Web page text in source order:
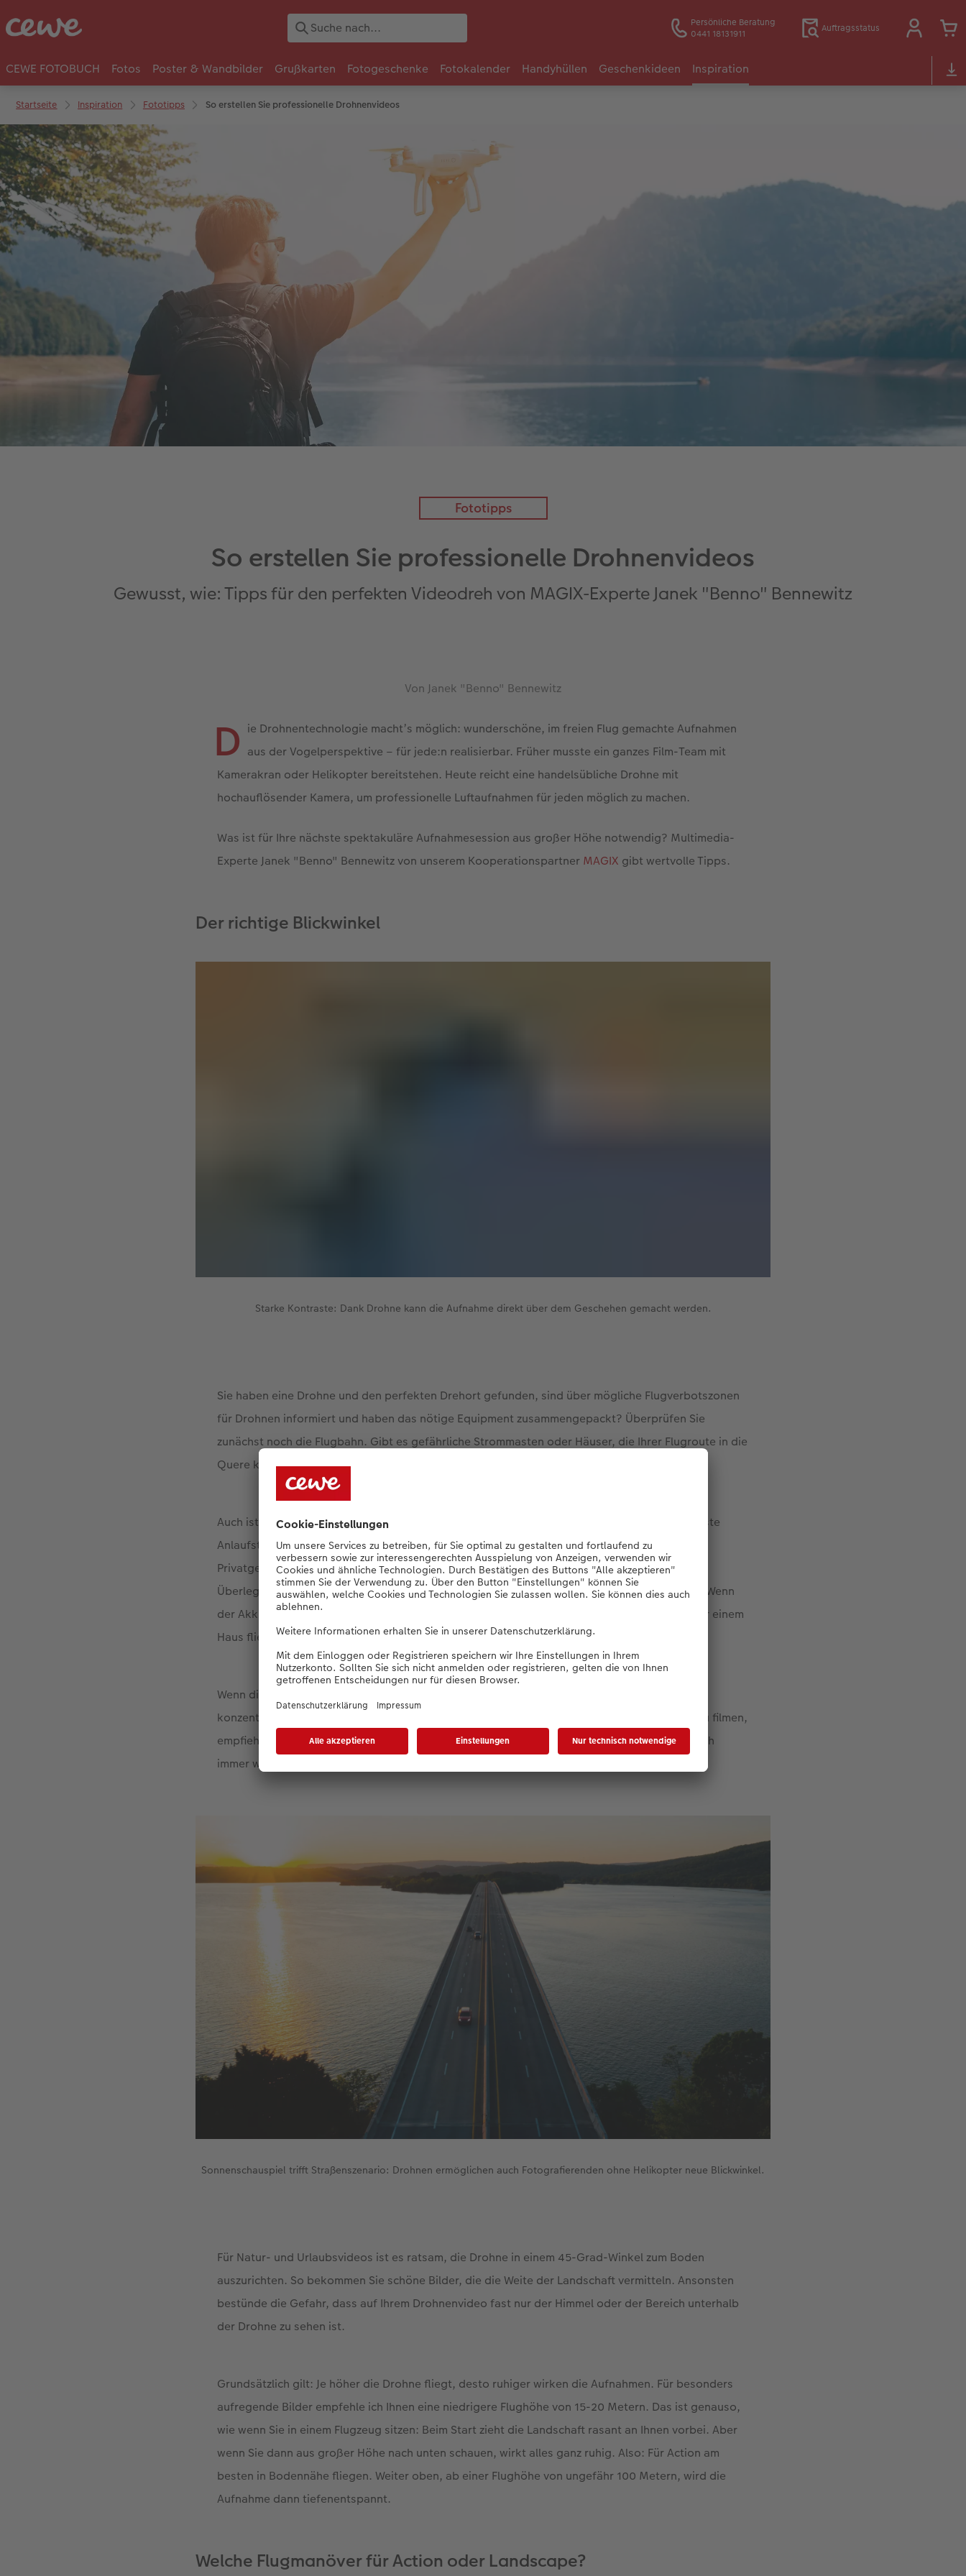
Persönliche Beratung
0441 18131911
Auftragsstatus
CEWE FOTOBUCH Fotos Poster & Wandbilder Grußkarten Fotogeschenke Fotokalender Handyhüllen Geschenkideen Inspiration
Startseite Inspiration Fototipps So erstellen Sie professionelle Drohnenvideos
Fototipps
So erstellen Sie professionelle Drohnenvideos
Gewusst, wie: Tipps für den perfekten Videodreh von MAGIX-Experte Janek "Benno" Bennewitz
Von Janek "Benno" Bennewitz
D ie Drohnentechnologie macht’s möglich: wunderschöne, im freien Flug gemachte Aufnahmen
aus der Vogelperspektive – für jede:n realisierbar. Früher musste ein ganzes Film-Team mit
Kamerakran oder Helikopter bereitstehen. Heute reicht eine handelsübliche Drohne mit
hochauflösender Kamera, um professionelle Luftaufnahmen für jeden möglich zu machen.
Was ist für Ihre nächste spektakuläre Aufnahmesession aus großer Höhe notwendig? Multimedia-
Experte Janek "Benno" Bennewitz von unserem Kooperationspartner MAGIX gibt wertvolle Tipps.
Der richtige Blickwinkel
Starke Kontraste: Dank Drohne kann die Aufnahme direkt über dem Geschehen gemacht werden.
Sie haben eine Drohne und den perfekten Drehort gefunden, sind über mögliche Flugverbotszonen
für Drohnen informiert und haben das nötige Equipment zusammengepackt? Überprüfen Sie
zunächst noch die Flugbahn. Gibt es gefährliche Strommasten oder Häuser, die Ihrer Flugroute in die
Quere kommen könnten?
Auch ist es wichtig, dass Sie sich für Ihren jeweiligen Drehort eine Genehmigung einholen. Erste
Anlaufstelle bei öffentlichem Gelände ist das ansässige Ordnungsamt. Überfliegen Sie
Privatgelände, das nicht Ihnen gehört, bitten Sie die Bewohner:innen vor Ort um Erlaubnis.
Überlegen Sie sich einen guten Start- und Landeplatz. Und achten Sie auf die Akku-Laufzeit. Wenn
der Akku leer ist, landet die Drohne automatisch. Wenn Sie dann gerade über einem See oder einem
Haus fliegt, kann das ärgerlich werden.
Wenn die Drohne die richtige Flughöhe erreicht hat, wird es Zeit, sich auf das Motiv zu
konzentrieren. Um ein bestimmtes Motiv – zum Beispiel ein Haus oder ein Boot – von oben zu filmen,
empfiehlt es sich, die Drohne langsam über dem Objekt kreisen zu lassen und dabei allmählich
immer weiter anzunähern.
Sonnenschauspiel trifft Straßenszenario: Drohnen ermöglichen auch Fotografierenden ohne Helikopter neue Blickwinkel.
Für Natur- und Urlaubsvideos ist es ratsam, die Drohne in einem 45-Grad-Winkel zum Boden
auszurichten. So bekommen Sie schöne Bilder, die die Weite der Landschaft vermitteln. Ansonsten
bestünde die Gefahr, dass auf Ihrem Drohnenvideo fast nur der Himmel oder der Bereich unterhalb
der Drohne zu sehen ist.
Grundsätzlich gilt: Je höher die Drohne fliegt, desto ruhiger wirken die Aufnahmen. Für besonders
aufregende Bilder empfehle ich Ihnen eine niedrigere Flughöhe von 15-20 Metern. Das ist genauso,
wie wenn Sie in einem Flugzeug sitzen: Beim Start zieht die Landschaft rasant an Ihnen vorbei. Aber
wenn Sie dann aus großer Höhe nach unten schauen, wirkt alles ganz ruhig. Also: Für Action am
besten in Bodennähe fliegen. Weiter oben, ab einer Flughöhe von ungefähr 100 Metern, wird die
Aufnahme dann tiefenentspannt.
Welche Flugmanöver für Action oder Landscape?